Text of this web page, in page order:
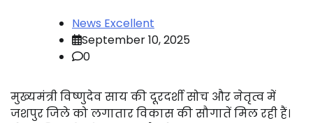
News Excellent
September 10, 2025
0
मुख्यमंत्री विष्णुदेव साय की दूरदर्शी सोच और नेतृत्व में
जशपुर जिले को लगातार विकास की सौगातें मिल रही हैं।